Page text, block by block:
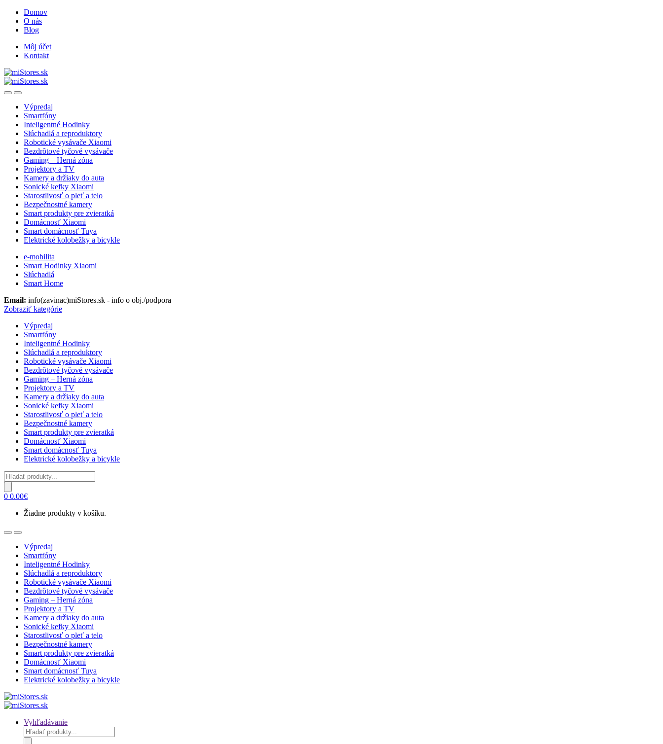
Skip
navigation
Skip
content
Domov
O nás
Blog
Môj účet
Kontakt
OpenClose
Výpredaj
Smartfóny
Inteligentné Hodinky
Slúchadlá a reproduktory
Robotické vysávače Xiaomi
Bezdrôtové tyčové vysávače
Gaming – Herná zóna
Projektory a TV
Kamery a držiaky do auta
Sonické kefky Xiaomi
Starostlivosť o pleť a telo
Bezpečnostné kamery
Smart produkty pre zvieratká
Domácnosť Xiaomi
Smart domácnosť Tuya
Elektrické kolobežky a bicykle
e-mobilita
Smart Hodinky Xiaomi
Slúchadlá
Smart Home
Email: info(zavinac)miStores.sk - info o obj./podpora
Zobraziť kategórie
Výpredaj
Smartfóny
Inteligentné Hodinky
Slúchadlá a reproduktory
Robotické vysávače Xiaomi
Bezdrôtové tyčové vysávače
Gaming – Herná zóna
Projektory a TV
Kamery a držiaky do auta
Sonické kefky Xiaomi
Starostlivosť o pleť a telo
Bezpečnostné kamery
Smart produkty pre zvieratká
Domácnosť Xiaomi
Smart domácnosť Tuya
Elektrické kolobežky a bicykle
Products
search
0 0.00€
Žiadne produkty v košíku.
OpenClose
Výpredaj
Smartfóny
Inteligentné Hodinky
Slúchadlá a reproduktory
Robotické vysávače Xiaomi
Bezdrôtové tyčové vysávače
Gaming – Herná zóna
Projektory a TV
Kamery a držiaky do auta
Sonické kefky Xiaomi
Starostlivosť o pleť a telo
Bezpečnostné kamery
Smart produkty pre zvieratká
Domácnosť Xiaomi
Smart domácnosť Tuya
Elektrické kolobežky a bicykle
Vyhľadávanie
Products
search